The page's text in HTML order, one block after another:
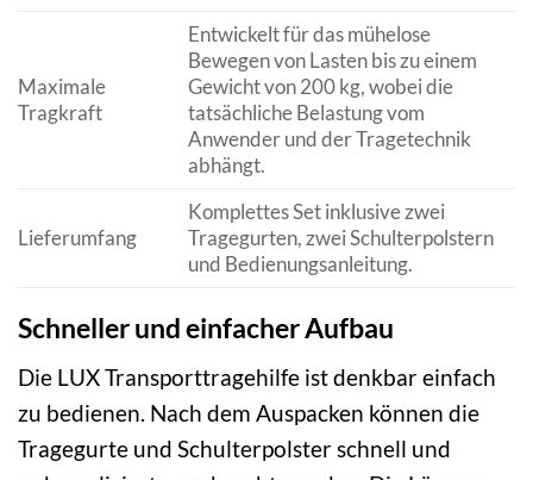
Maximale
Tragkraft
Entwickelt für das mühelose
Bewegen von Lasten bis zu einem
Gewicht von 200 kg, wobei die
tatsächliche Belastung vom
Anwender und der Tragetechnik
abhängt.
Lieferumfang
Komplettes Set inklusive zwei
Tragegurten, zwei Schulterpolstern
und Bedienungsanleitung.
Schneller und einfacher Aufbau
Die LUX Transporttragehilfe ist denkbar einfach
zu bedienen. Nach dem Auspacken können die
Tragegurte und Schulterpolster schnell und